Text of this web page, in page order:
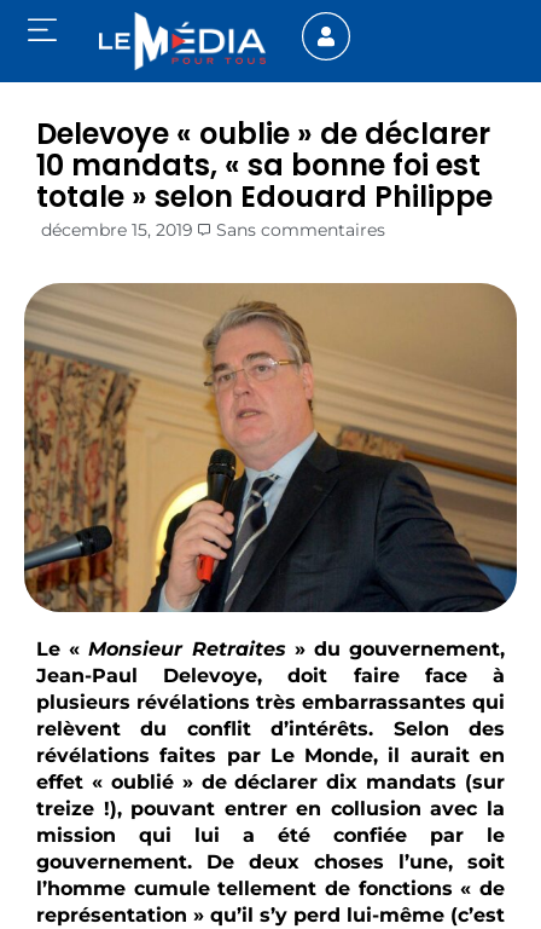
Delevoye « oublie » de déclarer
10 mandats, « sa bonne foi est
totale » selon Edouard Philippe
décembre 15, 2019 Sans commentaires
Le «Monsieur Retraites» du gouvernement,
Jean-Paul Delevoye, doit faire face à
plusieurs révélations très embarrassantes qui
relèvent du conflit d’intérêts. Selon des
révélations faites par Le Monde, il aurait en
effet « oublié » de déclarer dix mandats (sur
treize !), pouvant entrer en collusion avec la
mission qui lui a été confiée par le
gouvernement. De deux choses l’une, soit
l’homme cumule tellement de fonctions « de
représentation » qu’il s’y perd lui-même (c’est